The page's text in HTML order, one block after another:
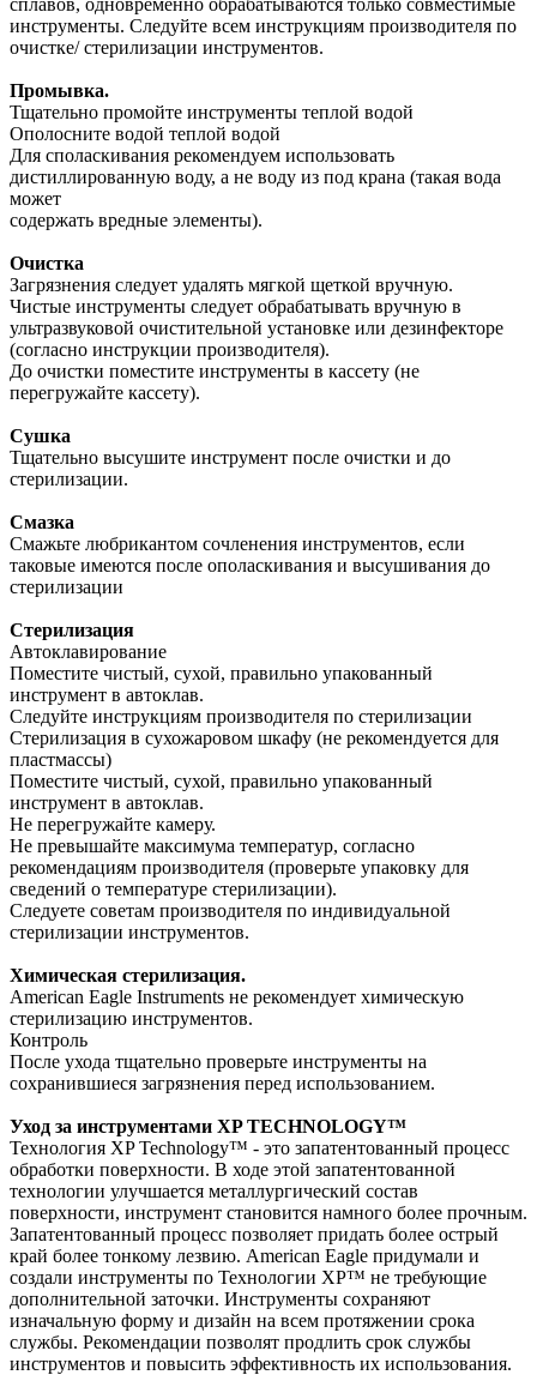
инструменты. Следуйте всем инструкциям производителя по
очистке/ стерилизации инструментов.
Промывка.
Тщательно промойте инструменты теплой водой
Ополосните водой теплой водой
Для споласкивания рекомендуем использовать
дистиллированную воду, а не воду из под крана (такая вода
может
содержать вредные элементы).
Очистка
Загрязнения следует удалять мягкой щеткой вручную.
Чистые инструменты следует обрабатывать вручную в
ультразвуковой очистительной установке или дезинфекторе
(согласно инструкции производителя).
До очистки поместите инструменты в кассету (не
перегружайте кассету).
Сушка
Тщательно высушите инструмент после очистки и до
стерилизации.
Смазка
Смажьте любрикантом сочленения инструментов, если
таковые имеются после ополаскивания и высушивания до
стерилизации
Стерилизация
Автоклавирование
Поместите чистый, сухой, правильно упакованный
инструмент в автоклав.
Следуйте инструкциям производителя по стерилизации
Стерилизация в сухожаровом шкафу (не рекомендуется для
пластмассы)
Поместите чистый, сухой, правильно упакованный
инструмент в автоклав.
Не перегружайте камеру.
Не превышайте максимума температур, согласно
рекомендациям производителя (проверьте упаковку для
сведений о температуре стерилизации).
Следуете советам производителя по индивидуальной
стерилизации инструментов.
Химическая стерилизация.
American Eagle Instruments не рекомендует химическую
стерилизацию инструментов.
Контроль
После ухода тщательно проверьте инструменты на
сохранившиеся загрязнения перед использованием.
Уход за инструментами XP TECHNOLOGY™
Технология XP Technology™ - это запатентованный процесс
обработки поверхности. В ходе этой запатентованной
технологии улучшается металлургический состав
поверхности, инструмент становится намного более прочным.
Запатентованный процесс позволяет придать более острый
край более тонкому лезвию. American Eagle придумали и
создали инструменты по Технологии XP™ не требующие
дополнительной заточки. Инструменты сохраняют
изначальную форму и дизайн на всем протяжении срока
службы. Рекомендации позволят продлить срок службы
инструментов и повысить эффективность их использования.